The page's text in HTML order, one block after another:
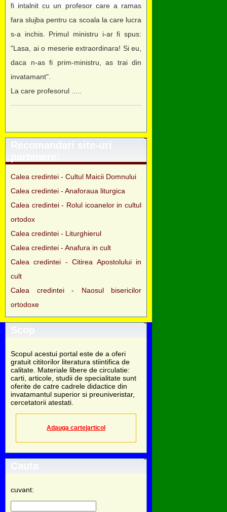
fi intalnit cu un profesor care a ramas
fara slujba pentru ca scoala la care lucra
s-a inchis. Primul ministru i-ar fi spus:
"Lasa, ai o meserie extraordinara! Si eu,
daca n-as fi prim-ministru, as trai din
invatamant".
La care profesorul .....
Recomandari site-uri
Calea credintei - Cultul Maicii Domnului
Calea credintei - Anaforaua liturgica
Calea credintei - Rolul icoanelor in cultul
ortodox
Calea credintei - Liturghierul
Calea credintei - Anafura in cult
Calea credintei - Citirea Apostolului in
cult
Calea credintei - Naosul bisericilor
ortodoxe
Scop
Scopul acestui portal este de a oferi
gratuit cititorilor literatura stiintifica de
calitate. Materiale libere de circulatie:
carti, articole, studii de specialitate sunt
oferite de catre cadrele didactice din
invatamantul superior si preuniveristar,
cercetatorii atestati.
Adauga carte|articol
Cauta
cuvant: